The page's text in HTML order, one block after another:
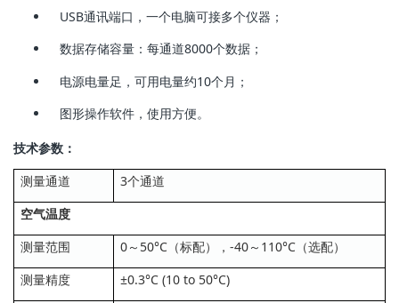
USB通讯端口，一个电脑可接多个仪器；
数据存储容量：每通道8000个数据；
电源电量足，可用电量约10个月；
图形操作软件，使用方便。
技术参数：
测量通道
3个通道
空气温度
测量范围
0～50°C（标配），-40～110°C（选配）
测量精度
±0.3°C (10 to 50°C)